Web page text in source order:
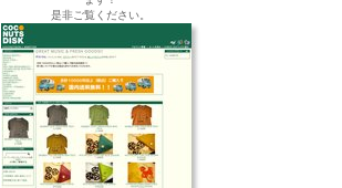
是非ご覧ください。